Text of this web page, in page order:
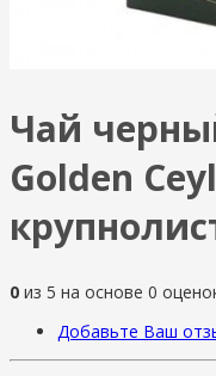
Чай
Golden
0 из 5 на основе 0
Добавьте Ваш